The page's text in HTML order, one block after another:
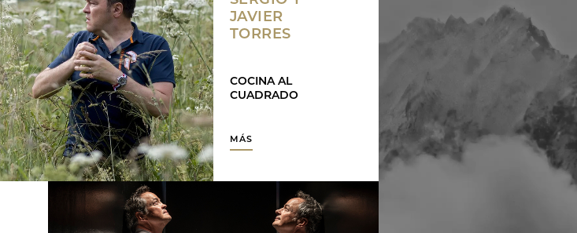
JAVIER
TORRES
COCINA AL
CUADRADO
MÁS